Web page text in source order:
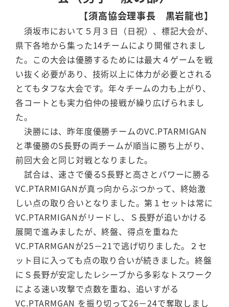
【須高協会理事長 黒岩龍也】
須坂市において５月３日（日祝）、標記大会が、
県下各地から集った14チームにより開催されまし
た。この大会は優勝するためには最大４ゲームを戦
い抜く必要があり、技術以上に体力が必要とされる
とてもタフな大会です。年々チームの力も上がり、
各コートとも実力伯仲の接戦が繰り広げられまし
た。
決勝には、昨年度優勝チームのVC.PTARMIGAN
と準優勝のS長野の両チームが順当に勝ち上がり、
前回大会と同じ対戦となりました。
試合は、速さで優るS長野と高さとパワーに勝る
VC.PTARMIGANが真っ向からぶつかって、終始激
しい点の取り合いとなりました。第１セットは常に
VC.PTARMIGANがリードし、Ｓ長野が追いかける
展開で進みましたが、終盤、得点を重ねた
VC.PTARMGANが25－21で逃げ切りました。２セ
ット目に入っても点の取り合いが続きました。終盤
にＳ長野が安定したレシーブから多彩なトスワーク
による速い攻撃で点数を重ね、追いすがる
VC.PTARMGAN を振り切って26－24で奪取しまし